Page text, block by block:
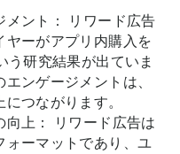
メント： リワード広告
ーがアプリ内購入を
研究結果が出ていま
ンゲージメントは、
つながります。
上： リワード広告は
ォーマットであり、ユ